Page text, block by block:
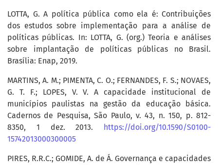
LOTTA, G. A política pública como ela é: Contribuições
dos estudos sobre implementação para a análise de
políticas públicas. In: LOTTA, G. (org.) Teoria e análises
sobre implantação de políticas públicas no Brasil.
Brasília: Enap, 2019.
MARTINS, A. M.; PIMENTA, C. O.; FERNANDES, F. S.; NOVAES,
G. T. F.; LOPES, V. V. A capacidade institucional de
municípios paulistas na gestão da educação básica.
Cadernos de Pesquisa, São Paulo, v. 43, n. 150, p. 812-
8350, 1 dez. 2013.
https://doi.org/10.1590/S0100-
15742013000300005
PIRES, R.R.C.; GOMIDE, A. de Á. Governança e capacidades